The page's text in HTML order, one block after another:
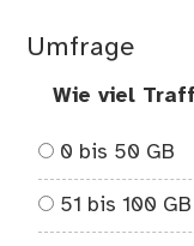
Umfrage
Wie viel
0 bis 50 GB
51 bis 100 GB